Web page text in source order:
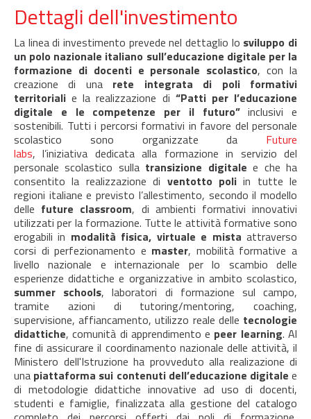
Dettagli dell'investimento
La linea di investimento prevede nel dettaglio lo sviluppo di
un polo nazionale italiano sull’educazione digitale per la
formazione di docenti e personale scolastico, con la
creazione di una rete integrata di poli formativi
territoriali e la realizzazione di “Patti per l’educazione
digitale e le competenze per il futuro”inclusivi e
sostenibili. Tutti i percorsi formativi in favore del personale
scolastico sono organizzate da Future
labs, l’iniziativa dedicata alla formazione in servizio del
personale scolastico sulla transizione digitale e che ha
consentito la realizzazione di ventotto poliin tutte le
regioni italiane e previsto l’allestimento, secondo il modello
delle future classroom, di ambienti formativi innovativi
utilizzati per la formazione. Tutte le attività formative sono
erogabili in modalità fisica, virtuale e mista attraverso
corsi di perfezionamento e master, mobilità formative a
livello nazionale e internazionale per lo scambio delle
esperienze didattiche e organizzative in ambito scolastico,
summer schools, laboratori di formazione sul campo,
tramite azioni di tutoring/mentoring, coaching,
supervisione, affiancamento, utilizzo reale delle tecnologie
didattiche, comunità di apprendimento e peer learning. Al
fine di assicurare il coordinamento nazionale delle attività, il
Ministero dell'Istruzione ha provveduto alla realizazione di
una piattaforma sui contenuti dell’educazione digitale e
di metodologie didattiche innovative ad uso di docenti,
studenti e famiglie, finalizzata alla gestione del catalogo